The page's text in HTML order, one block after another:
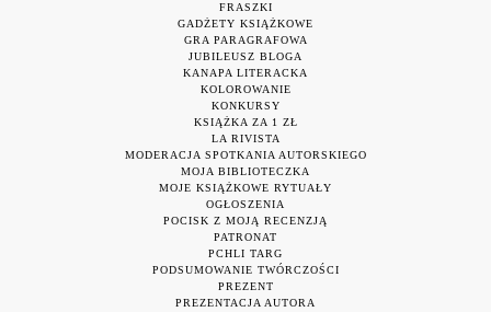
FRASZKI
GADŻETY KSIĄŻKOWE
GRA PARAGRAFOWA
JUBILEUSZ BLOGA
KANAPA LITERACKA
KOLOROWANIE
KONKURSY
KSIĄŻKA ZA 1 ZŁ
LA RIVISTA
MODERACJA SPOTKANIA AUTORSKIEGO
MOJA BIBLIOTECZKA
MOJE KSIĄŻKOWE RYTUAŁY
OGŁOSZENIA
POCISK Z MOJĄ RECENZJĄ
PATRONAT
PCHLI TARG
PODSUMOWANIE TWÓRCZOŚCI
PREZENT
PREZENTACJA AUTORA